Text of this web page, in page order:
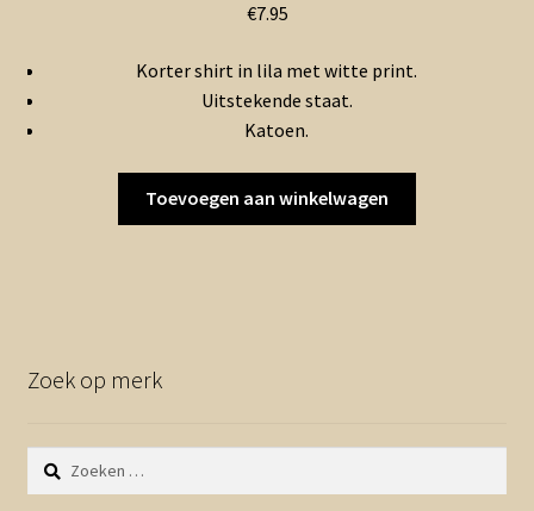
€7.95
Korter shirt in lila met witte print.
Uitstekende staat.
Katoen.
Toevoegen aan winkelwagen
Zoek op merk
Zoeken
naar: